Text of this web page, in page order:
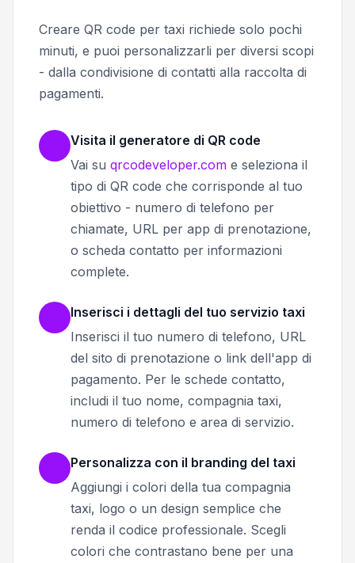
Creare QR code per taxi richiede solo pochi
minuti, e puoi personalizzarli per diversi scopi
- dalla condivisione di contatti alla raccolta di
pagamenti.
Visita il generatore di QR code
Vai su qrcodeveloper.com e seleziona il
tipo di QR code che corrisponde al tuo
obiettivo - numero di telefono per
chiamate, URL per app di prenotazione,
o scheda contatto per informazioni
complete.
Inserisci i dettagli del tuo servizio taxi
Inserisci il tuo numero di telefono, URL
del sito di prenotazione o link dell'app di
pagamento. Per le schede contatto,
includi il tuo nome, compagnia taxi,
numero di telefono e area di servizio.
Personalizza con il branding del taxi
Aggiungi i colori della tua compagnia
taxi, logo o un design semplice che
renda il codice professionale. Scegli
colori che contrastano bene per una